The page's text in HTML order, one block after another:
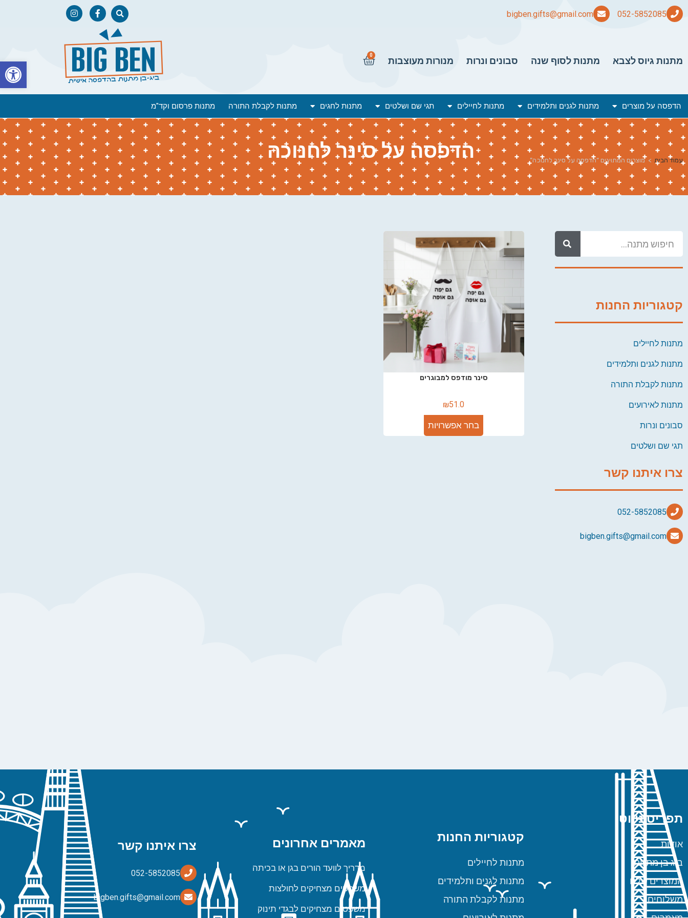
bigben.gifts@gmail.com
מתנות גיוס לצבא מתנות לסוף שנה סבונים ונרות מנורות מעוצבות
0
הדפסה על מוצרים מתנות לגנים ותלמידים מתנות לחיילים תגי שם ושלטים מתנות לחגים מתנות לקבלת התורה מתנות פרסום וקד"מ
הדפסה על סינר לחנוכה עמוד הבית > מוצרים המתויגים “הדפסה על סינר לחנוכה”
קטגוריות החנות
מתנות לחיילים
מתנות לגנים ותלמידים
מתנות לקבלת התורה
מתנות לאירועים
סבונים ונרות
תגי שם ושלטים
צרו איתנו קשר
bigben.gifts@gmail.com
סינר מודפס למבוגרים
₪51.0
בחר אפשרויות
תפריט ניווט
אודות
ביג בן מתנות
המוצרים שלנו
משלוחים
קטגוריות החנות
מתנות לחיילים
מתנות לגנים ותלמידים
מתנות לקבלת התורה
מאמרים אחרונים
מדריך לוועד הורים בגן או בכיתה
משפטים מצחיקים לחולצות
משפטים מצחיקים לבגדי תינוק
צרו איתנו קשר
bigben.gifts@gmail.com